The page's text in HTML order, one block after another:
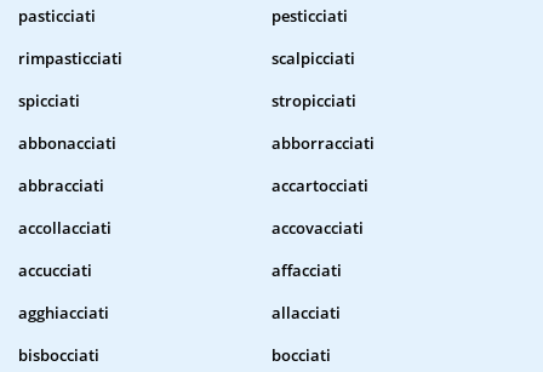
pasticciati
pesticciati
rimpasticciati
scalpicciati
spicciati
stropicciati
abbonacciati
abborracciati
abbracciati
accartocciati
accollacciati
accovacciati
accucciati
affacciati
agghiacciati
allacciati
bisbocciati
bocciati